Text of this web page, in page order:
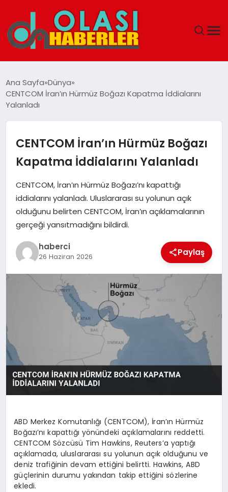
SPOR
TEKNOLOJI
YAŞAM
Ana Sayfa Dünya
CENTCOM İran’ın Hürmüz Boğazı Kapatma İddialarını
Yalanladı
CENTCOM İran’ın Hürmüz Boğazı
Kapatma İddialarını Yalanladı
CENTCOM, İran’ın Hürmüz Boğazı’nı kapattığı
iddialarını yalanladı. Uluslararası su yolunun açık
olduğunu belirten CENTCOM, İran’ın açıklamalarının
gerçeği yansıtmadığını bildirdi.
haberci
26 Haziran 2026 Paylaş
ABD Merkez Komutanlığı (CENTCOM), İran’ın Hürmüz
Boğazı’nı kapattığı yönündeki açıklamalarını reddetti.
CENTCOM Sözcüsü Tim Hawkins, Reuters’a yaptığı
açıklamada, uluslararası su yolunun açık olduğunu ve
deniz trafiğinin devam ettiğini belirtti. Hawkins, ABD
güçlerinin durumu yakından takip ettiğini sözlerine
ekledi.